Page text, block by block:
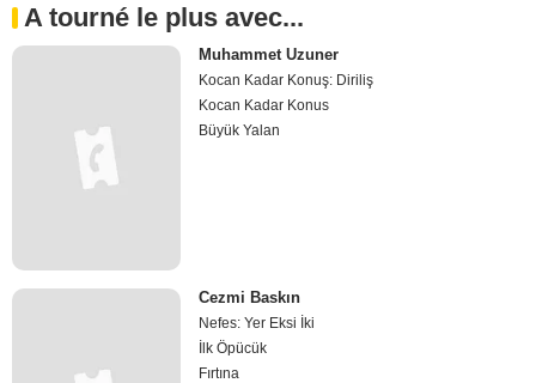
A tourné le plus avec...
Muhammet Uzuner
Kocan Kadar Konuş: Diriliş
Kocan Kadar Konus
Büyük Yalan
Cezmi Baskın
Nefes: Yer Eksi İki
İlk Öpücük
Fırtına